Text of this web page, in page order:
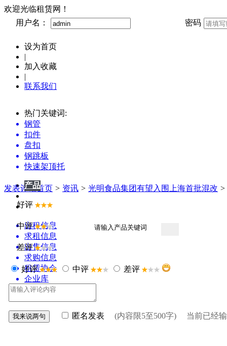
欢迎光临租赁网！
用户名：
密码
设为首页
|
加入收藏
|
联系我们
热门关键词:
钢管
扣件
盘扣
钢跳板
快速架顶托
产品
产品
企业
出租信息
求租信息
出售信息
求购信息
租赁协会
企业库
行业展会
资讯中心
发表评论首页 > 资讯 > 光明食品集团有望入围上海首批混改 >
好评
中评
差评
好评 中评 差评
匿名发表 (内容限5至500字) 当前已经